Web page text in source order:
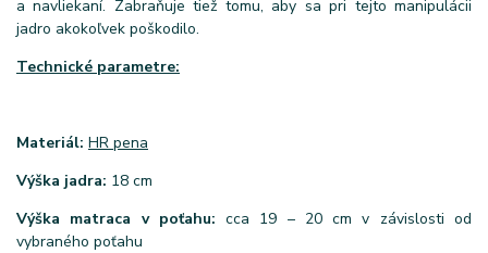
a navliekaní. Zabraňuje tiež tomu, aby sa pri tejto manipulácii
jadro akokoľvek poškodilo.
Technické parametre:
Materiál: HR pena
Výška jadra: 18 cm
Výška matraca v poťahu: cca 19 – 20 cm v závislosti od
vybraného poťahu